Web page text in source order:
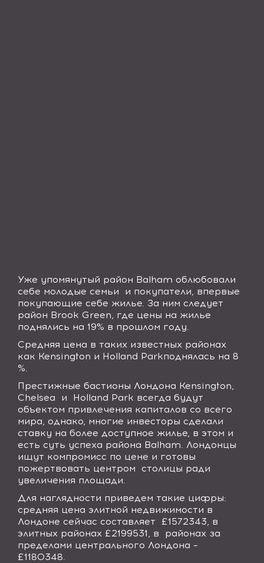
Уже упомянутый район Balham облюбовали
себе молодые семьи
и покупатели, впервые
покупающие себе жилье. За ним следует
район Brook Green, где цены на жилье
поднялись на 19% в прошлом году.
Средняя цена в таких известных районах
как Kensington и Holland Parkподнялась на 8
%.
Престижные бастионы Лондона Kensington,
Chelsea
и Holland Park всегда будут
объектом привлечения капиталов со всего
мира, однако, многие инвесторы сделали
ставку на более доступное жилье, в этом и
есть суть успеха района Balham. Лондонцы
ищут компромисс по цене и готовы
пожертвовать центром
столицы ради
увеличения площади.
Для наглядности приведем такие цифры:
средняя цена элитной недвижимости в
Лондоне сейчас составляет
£1572343, в
элитных районах £2199531, в
районах за
пределами центрального Лондона –
£1180348.